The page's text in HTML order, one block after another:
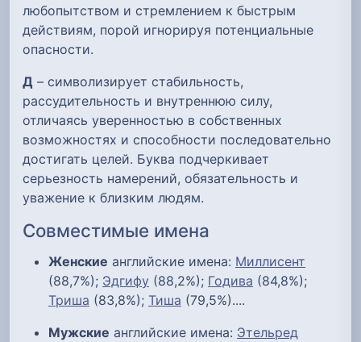
любопытством и стремлением к быстрым
действиям, порой игнорируя потенциальные
опасности.
Д – символизирует стабильность,
рассудительность и внутреннюю силу,
отличаясь уверенностью в собственных
возможностях и способности последовательно
достигать целей. Буква подчеркивает
серьезность намерений, обязательность и
уважение к близким людям.
Совместимые имена
Женские английские имена: Миллисент
(88,7%); Эдгифу (88,2%); Годива (84,8%);
Триша (83,8%); Тиша (79,5%)....
Мужские английские имена: Этельред